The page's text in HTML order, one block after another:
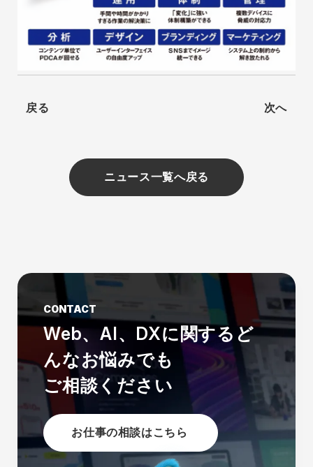
戻る 次へ
ニュース一覧へ戻る
CONTACT
Web、AI、DXに関する ど
んなお悩みでも
ご相談ください
お仕事の相談はこちら